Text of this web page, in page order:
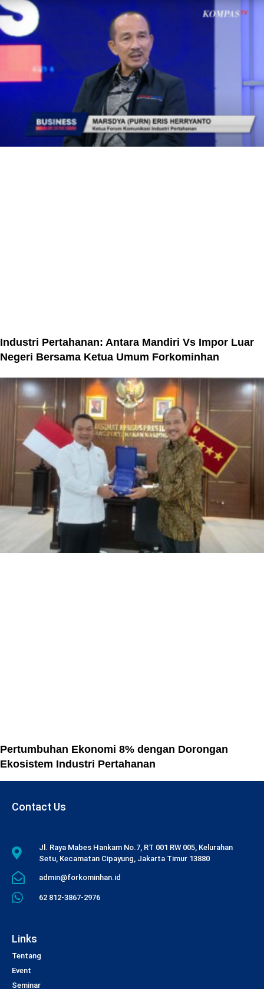
Industri Pertahanan: Antara Mandiri Vs Impor Luar
Negeri Bersama Ketua Umum Forkominhan
Pertumbuhan Ekonomi 8% dengan Dorongan
Ekosistem Industri Pertahanan
Contact Us
Jl. Raya Mabes Hankam No.7, RT 001 RW 005, Kelurahan
Setu, Kecamatan Cipayung, Jakarta Timur 13880
admin@forkominhan.id
62 812-3867-2976
Links
Tentang
Event
Seminar